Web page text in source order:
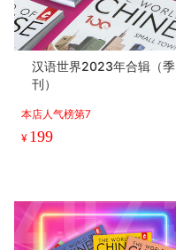
汉语世界2023年合辑（季
刊）
本店人气榜第7
¥ 199